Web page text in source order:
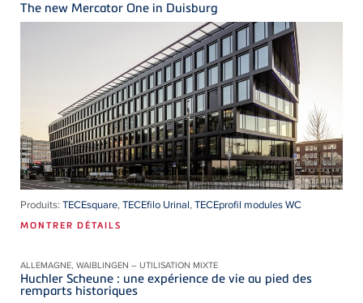
The new Mercator One in Duisburg
Produits: TECEsquare,TECEfilo Urinal,TECEprofil modules WC
MONTRER DÉTAILS
ALLEMAGNE, WAIBLINGEN – UTILISATION MIXTE
Huchler Scheune : une expérience de vie au pied des
remparts historiques